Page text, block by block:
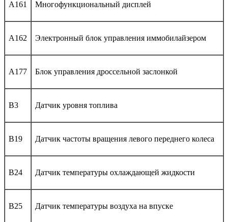
A161 Многофункциональный дисплей
A162 Электронный блок управления иммобилайзером
A177 Блок управления дроссельной заслонкой
B3 Датчик уровня топлива
B19 Датчик частоты вращения левого переднего колеса
B24 Датчик температуры охлаждающей жидкости
B25 Датчик температуры воздуха на впуске